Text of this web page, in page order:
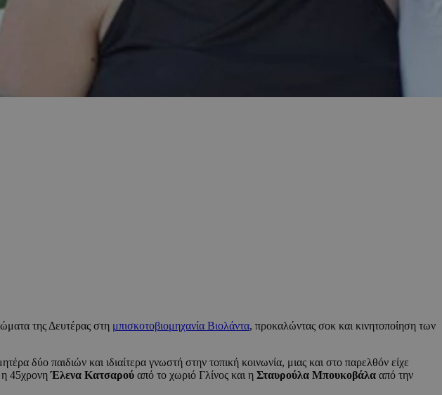
της Δευτέρας στη μπισκοτοβιομηχανία Βιολάντα, προκαλώντας σοκ και κινητοποίηση των
δύο παιδιών και ιδιαίτερα γνωστή στην τοπική κοινωνία, μιας και στο παρελθόν είχε
η 45χρονηΈλενα Κατσαρού από το χωριό Γλίνος και η Σταυρούλα Μπουκοβάλα από την